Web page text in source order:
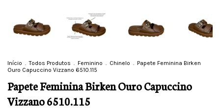
Início . Todos Produtos . Feminino . Chinelo . Papete Feminina Birken
Ouro Capuccino Vizzano 6510.115
Papete Feminina Birken Ouro Capuccino
Vizzano 6510.115